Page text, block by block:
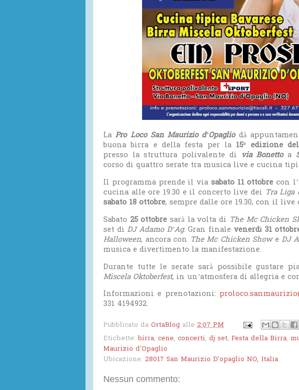
LaPro Loco San Maurizio d’Opagliodà
buona birra e della festa per la 15ª edizione
presso la struttura polivalente di via Bonettoa
corso di quattro serate tra musica live e cucina
Il programma prende il via sabato 11 ottobre con
cucina alle ore 19.30 e il concerto live dei Tra Liga
sabato 18 ottobre, sempre dalle ore 19.30, con il live
Sabato 25 ottobre sarà la volta di The Mc Chicken
set diDJ Adamo D’Ag. Gran finale venerdì 31
Halloween, ancora con The Mc Chicken ShoweDJ
musica e divertimento la manifestazione.
Durante tutte le serate sarà possibile gustare
Miscela Oktoberfest, in un’atmosfera di allegria e
Informazioni e prenotazioni:
331 4194932.
Pubblicato da OrtaBlog alle 2:07 PM
Etichette:birra, cene, concerti, dj set, Festa della Birra,
Maurizio d'Opaglio
Ubicazione: 28017 San Maurizio D'opaglio NO, Italia
Nessun commento: